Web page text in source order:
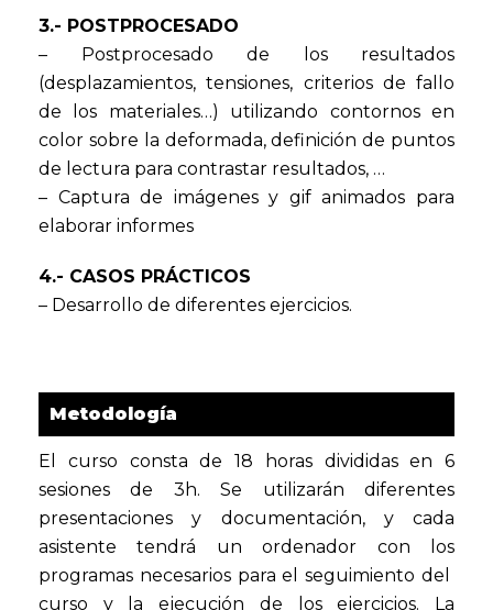
3.- POSTPROCESADO
– Postprocesado de los resultados
(desplazamientos, tensiones, criterios de fallo
de los materiales…) utilizando contornos en
color sobre la deformada, definición de puntos
de lectura para contrastar resultados, …
– Captura de imágenes y gif animados para
elaborar informes
4.- CASOS PRÁCTICOS
– Desarrollo de diferentes ejercicios.
Metodología
El curso consta de 18 horas divididas en 6
sesiones de 3h. Se utilizarán diferentes
presentaciones y documentación, y cada
asistente tendrá un ordenador con los
programas necesarios para el seguimiento del
curso y la ejecución de los ejercicios. La